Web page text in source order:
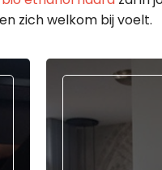
zich welkom bij voelt.